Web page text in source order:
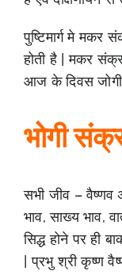
पुष्टिमार्ग मे मकर
होती है | मकर
आज के दिवस जोगी
भोगी
सभी जीव – वैष्णव
भाव, साख्य भाव,
सिद्ध होने पर ही
| प्रभु श्री कृष्ण